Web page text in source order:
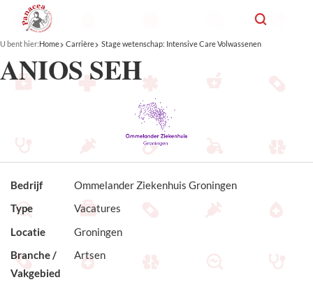
U bent hier:Home Carrière Stage wetenschap: Intensive Care Volwassenen
ANIOS SEH
Bedrijf
Ommelander Ziekenhuis Groningen
Type
Vacatures
Locatie
Groningen
Branche /
Vakgebied
Artsen